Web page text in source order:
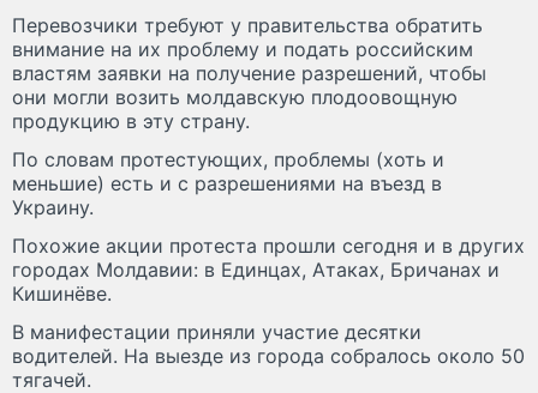
Перевозчики требуют у правительства обратить
внимание на их проблему и подать российским
властям заявки на получение разрешений, чтобы
они могли возить молдавскую плодоовощную
продукцию в эту страну.
По словам протестующих, проблемы (хоть и
меньшие) есть и с разрешениями на въезд в
Украину.
Похожие акции протеста прошли сегодня и в других
городах Молдавии: в Единцах, Атаках, Бричанах и
Кишинёве.
В манифестации приняли участие десятки
водителей. На выезде из города собралось около 50
тягачей.